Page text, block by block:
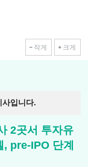
작게 크게
사입니다.
2곳서 투자유
pre-IPO 단계